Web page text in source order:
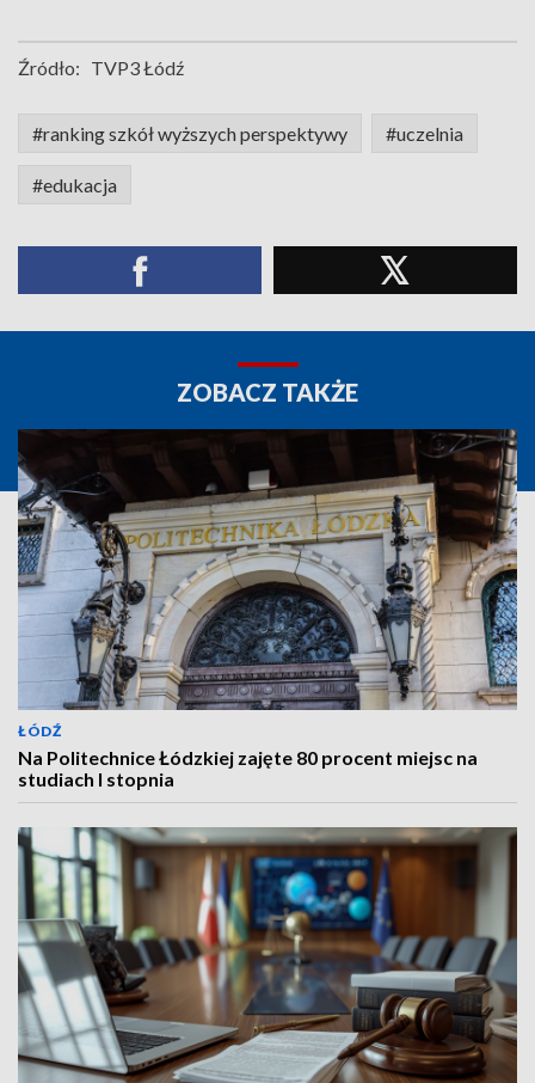
Źródło: TVP3 Łódź
#ranking szkół wyższych perspektywy #uczelnia
#edukacja
ZOBACZ TAKŻE
ŁÓDŹ
Na Politechnice Łódzkiej zajęte 80 procent miejsc na
studiach I stopnia